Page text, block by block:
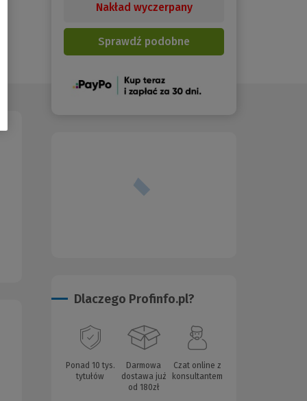
Nakład wyczerpany
Sprawdź podobne
(Nowe
Dlaczego Profinfo.pl?
Ponad 10 tys.
tytułów
Darmowa
dostawa już
od 180zł
Czat online z
konsultantem